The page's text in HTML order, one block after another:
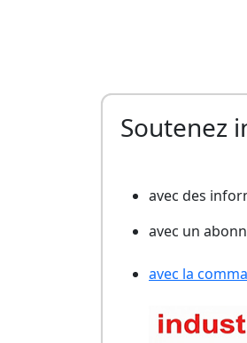
Soutenez
avec des
avec un
avec la